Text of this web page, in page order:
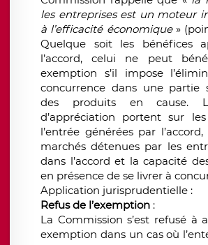
les entreprises est un moteur
à l’efficacité économique»
Quelque soit les bénéfices
l’accord, celui ne peut
exemption s’il impose
concurrence dans une partie
des produits en cause.
d’appréciation portent sur
l’entrée générées par
marchés détenues par les
dans l’accord et la capacité
en présence de se livrer à
Application jurisprudentielle :
Refus de l’exemption :
La Commission s’est refusé à
exemption dans un cas où